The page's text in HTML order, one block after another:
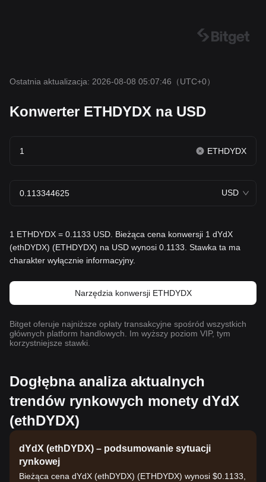
Ostatnia aktualizacja: 2026-08-08 05:07:46 （UTC+0）
Konwerter ETHDYDX na USD
ETHDYDX
USD
1 ETHDYDX = 0.1133 USD. Bieżąca cena konwersji 1 dYdX
(ethDYDX) (ETHDYDX) na USD wynosi 0.1133. Stawka ta ma
charakter wyłącznie informacyjny.
Narzędzia konwersji ETHDYDX
Bitget oferuje najniższe opłaty transakcyjne spośród wszystkich
głównych platform handlowych. Im wyższy poziom VIP, tym
korzystniejsze stawki.
Dogłębna analiza aktualnych
trendów rynkowych monety dYdX
(ethDYDX)
dYdX (ethDYDX) – podsumowanie sytuacji
rynkowej
Bieżąca cena dYdX (ethDYDX) (ETHDYDX) wynosi $0.1133,